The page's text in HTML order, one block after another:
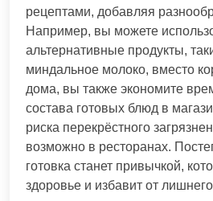
рецептами, добавляя
Например, вы можете
альтернативные продукты,
миндальное молоко, вместо
дома, вы также экономите
состава готовых блюд в
риска перекрёстного
возможно в ресторанах.
готовка станет привычкой,
здоровье и избавит от